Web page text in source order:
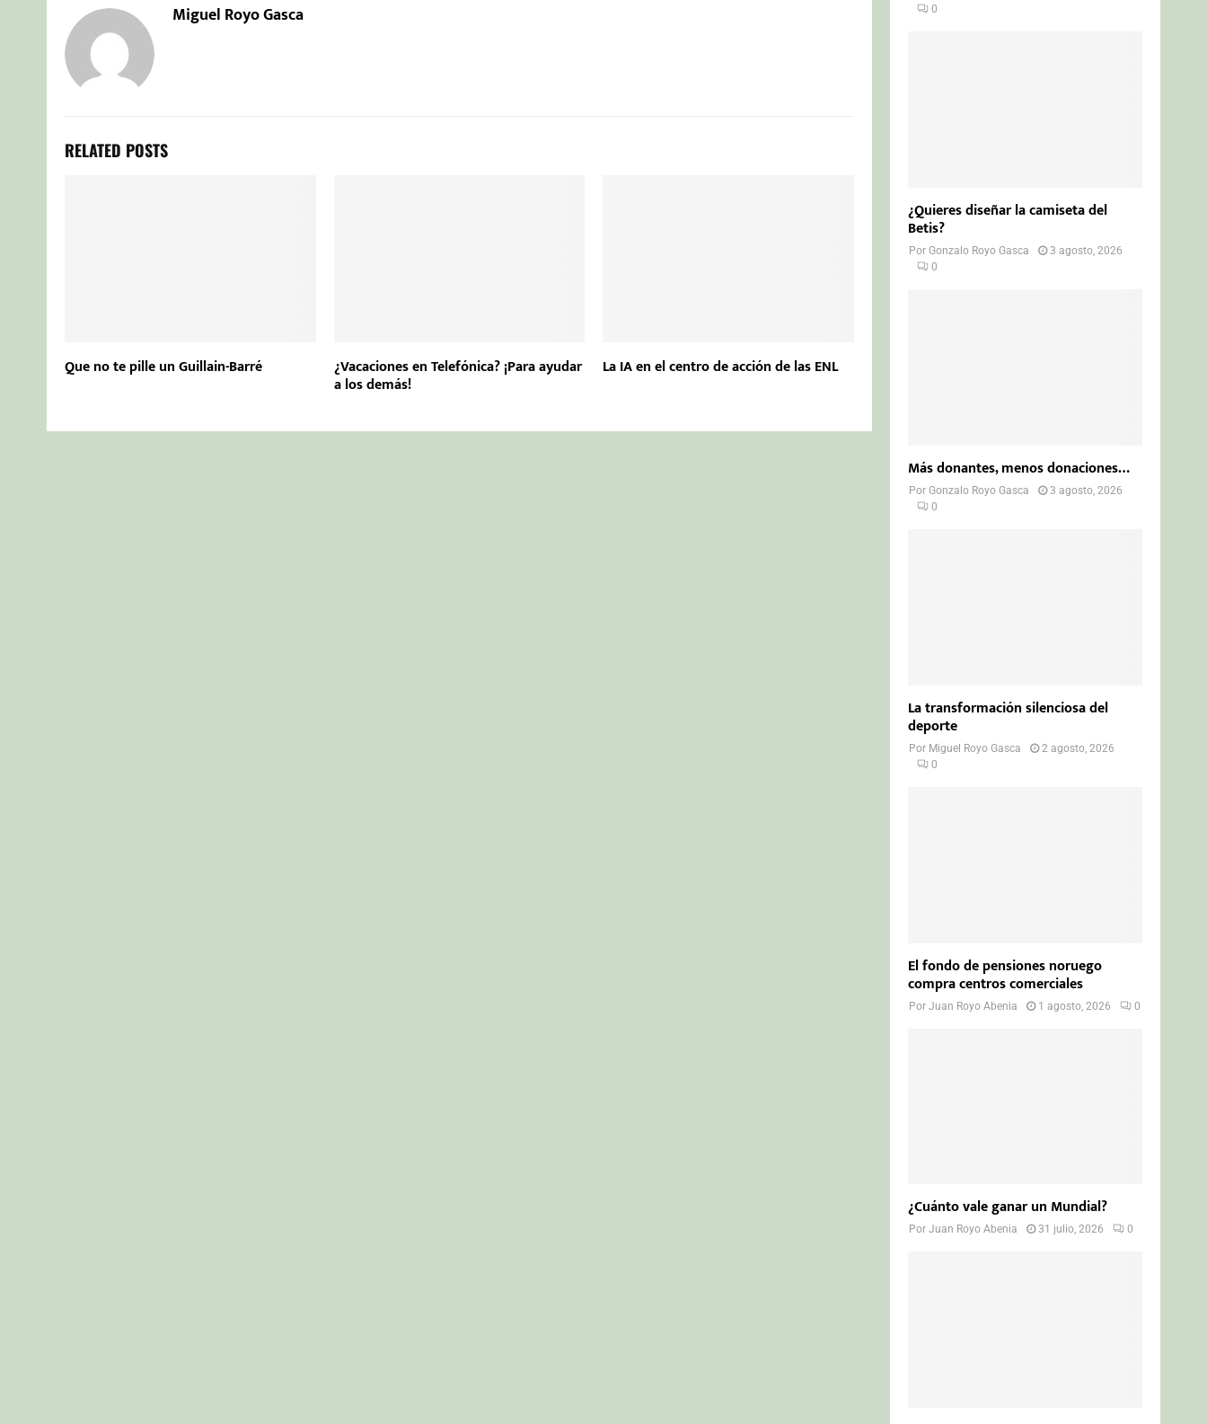
Miguel Royo Gasca
RELATED POSTS
Que no te pille un Guillain-Barré ¿Vacaciones en Telefónica? ¡Para ayudar
a los demás!
La IA en el centro de acción de las ENL
0
¿Quieres diseñar la camiseta del
Betis?
PorGonzalo Royo Gasca
3 agosto, 2026
0
Más donantes, menos donaciones…
PorGonzalo Royo Gasca
3 agosto, 2026
0
La transformación silenciosa del
deporte
Por Miguel Royo Gasca
2 agosto, 2026
0
El fondo de pensiones noruego
compra centros comerciales
PorJuan Royo Abenia 1 agosto, 2026 0
¿Cuánto vale ganar un Mundial?
PorJuan Royo Abenia 31 julio, 2026 0